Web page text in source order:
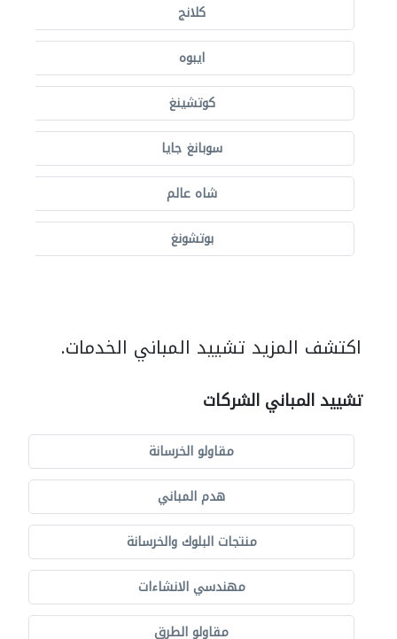
كلانج
ايبوه
كوتشينغ
سوبانغ جايا
شاه عالم
بوتشونغ
اكتشف المزيد تشييد المباني الخدمات.
تشييد المباني الشركات
مقاولو الخرسانة
هدم المباني
منتجات البلوك والخرسانة
مهندسي الانشاءات
مقاولو الطرق